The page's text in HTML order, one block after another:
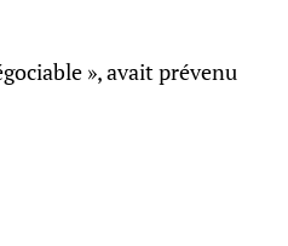
», avait prévenu